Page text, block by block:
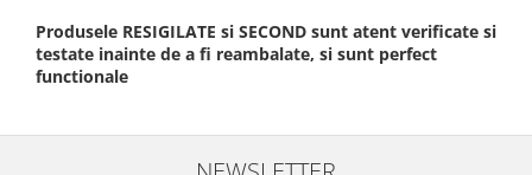
Produsele RESIGILATE si SECOND sunt atent verificate si
testate inainte de a fi reambalate, si sunt perfect
functionale